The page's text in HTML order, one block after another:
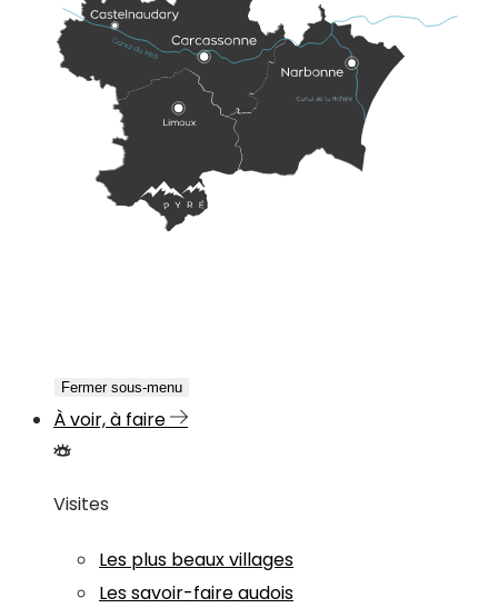
Fermer sous-menu
À voir, à faire
Visites
Les plus beaux villages
Les savoir-faire audois